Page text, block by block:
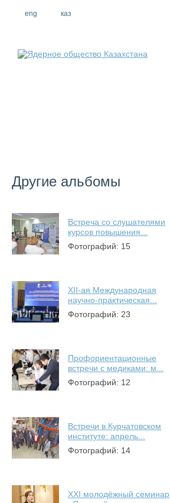
eng каз
Другие альбомы
Встреча со слушателями
курсов повышения...
Фотографий: 15
XII-ая Международная
научно-практическая...
Фотографий: 23
Профориентационные
встречи с медиками: м...
Фотографий: 12
Встречи в Курчатовском
институте: апрель...
Фотографий: 14
XXI молодёжный семинар